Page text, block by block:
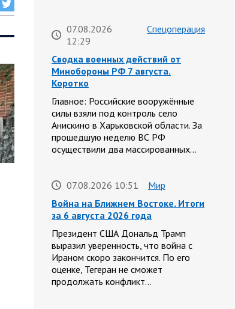
07.08.2026
12:29
Спецоперация
Сводка военных действий от
Минобороны РФ 7 августа.
Коротко
Главное: Российские вооружённые
силы взяли под контроль село
Анискино в Харьковской области. За
прошедшую неделю ВС РФ
осуществили два массированных…
07.08.2026 10:51
Мир
Война на Ближнем Востоке. Итоги
за 6 августа 2026 года
Президент США Дональд Трамп
выразил уверенность, что война с
Ираном скоро закончится. По его
оценке, Тегеран не сможет
продолжать конфликт…